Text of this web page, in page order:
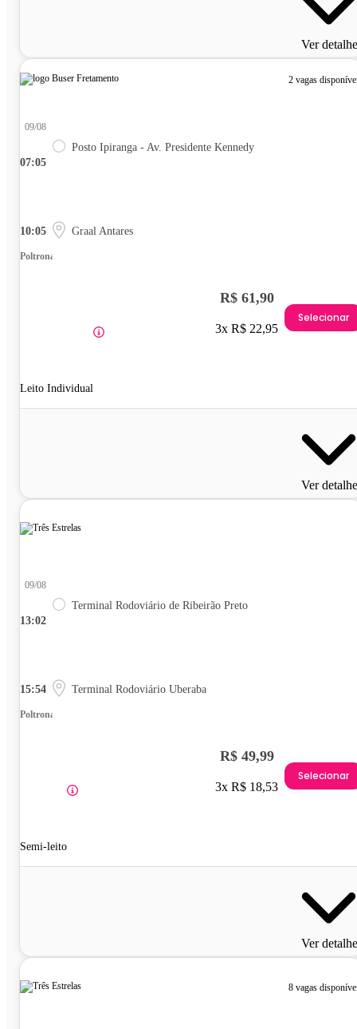
Ver
2 vagas
07:05
09/08
Posto Ipiranga - Av. Presidente Kennedy
10:05 Graal Antares
Poltrona
Leito Individual
R$ 61,90
3x R$ 22,95
Selecionar
Ver
13:02
09/08
Terminal Rodoviário de Ribeirão Preto
15:54 Terminal Rodoviário Uberaba
Poltrona
Semi-leito
R$ 49,99
3x R$ 18,53
Selecionar
Ver
8 vagas